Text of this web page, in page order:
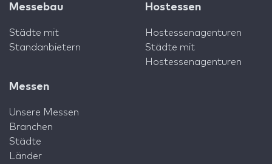
Messebau
Städte mit
Standanbietern
Hostessen
Hostessenagenturen
Städte mit
Hostessenagenturen
Messen
Unsere Messen
Branchen
Städte
Länder